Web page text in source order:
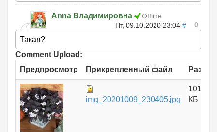
Anna Владимировна
Offline
Пт, 09.10.2020 23:04 # 0
Такая?
Comment Upload:
Предпросмотр
Прикрепленный файл Размер
img_20201009_230405.jpg
1012.43
КБ